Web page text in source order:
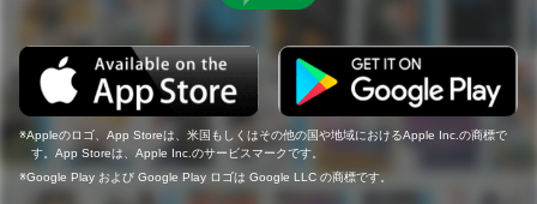
Appleのロゴ、App Storeは、米国もしくはその他の国や地域におけるApple Inc.の商標で
す。App Storeは、Apple Inc.のサービスマークです。
Google Play および Google Play ロゴは Google LLC の商標です。